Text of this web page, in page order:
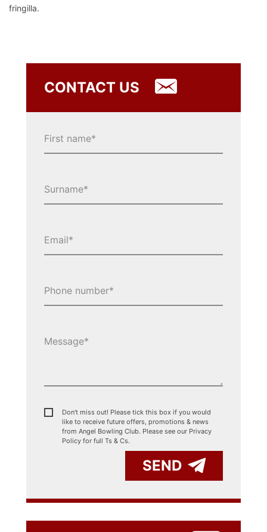
fringilla.
CONTACT US
Don't miss out! Please tick this box if you would
like to receive future offers, promotions & news
from Angel Bowling Club. Please see our Privacy
Policy for full Ts & Cs.
SEND